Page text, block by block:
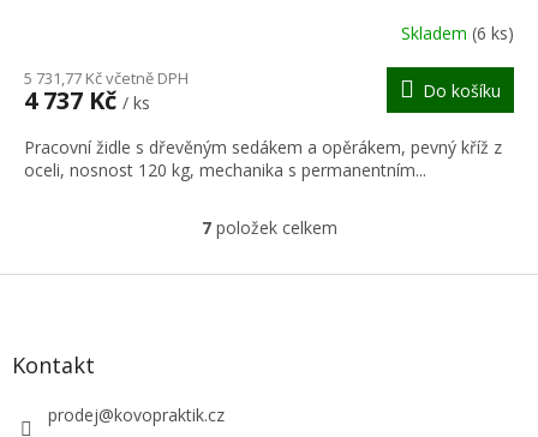
R
M
A
Skladem (6 ks)
5 731,77 Kč včetně DPH
4 737 Kč / ks
Do košíku
Pracovní židle s dřevěným sedákem a opěrákem, pevný kříž z
oceli, nosnost 120 kg, mechanika s permanentním...
O
l
7položek celkem
Z
Kontakt
prodej@kovopraktik.cz